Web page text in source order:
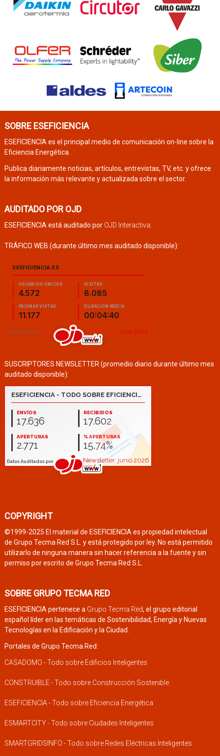
SOBRE ESEFICIENCIA
ESEFICIENCIA es el principal medio de comunicación on-line sobre la
Eficiencia Energética.
Publica diariamente noticias, artículos, entrevistas, TV, etc. y ofrece
la información más relevante y actualizada sobre el sector.
AUDITADO POR OJD
ESEFICIENCIA está auditado por OJD Interactiva.
TRÁFICO WEB (durante último mes auditado disponible):
SUSCRIPTORES NEWSLETTER (promedio diario durante último mes
auditado disponible):
COPYRIGHT
©1999-2025 El material de ESEFICIENCIA es propiedad intelectual
de Grupo Tecma Red S.L. y está protegido por ley. No está permitido
utilizarlo de ninguna manera sin hacer referencia a la fuente y sin
permiso por escrito de Grupo Tecma Red S.L.
SOBRE GRUPO TECMA RED
ESEFICIENCIA pertenece a Grupo Tecma Red, el grupo editorial
español líder en las temáticas de Sostenibilidad, Energía y Nuevas
Tecnologías en la Edificación y la Ciudad.
Portales de Grupo Tecma Red:
CASADOMO - Todo sobre Edificios Inteligentes
CONSTRUIBLE - Todo sobre Construcción Sostenible
ESEFICIENCIA - Todo sobre Eficiencia Energética
ESMARTCITY - Todo sobre Ciudades Inteligentes
SMARTGRIDSINFO - Todo sobre Redes Eléctricas Inteligentes